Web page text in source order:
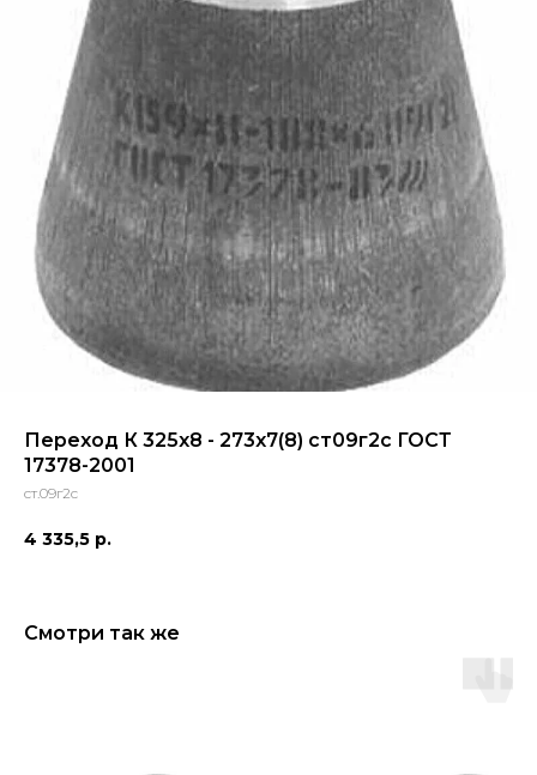
Переход К 325х8 - 273х7(8) ст09г2с ГОСТ
17378-2001
ст.09г2с
4 335,5 р.
Смотри так же